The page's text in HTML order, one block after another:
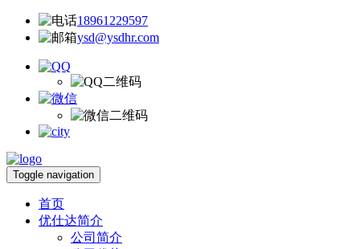
18961229597
ysd@ysdhr.com
Toggle navigation
首页
优仕达简介
公司简介